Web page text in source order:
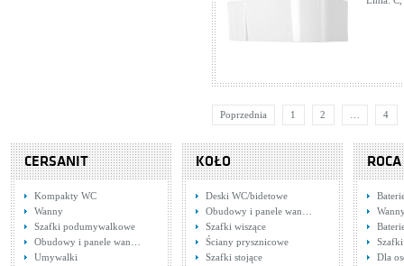
Poprzednia 1 2 4
CERSANIT
Kompakty WC
Wanny
Szafki podumywalkowe
Obudowy i panele wan…
Umywalki
KOŁO
Deski WC/bidetowe
Obudowy i panele wan…
Szafki wiszące
Ściany prysznicowe
Szafki stojące
ROCA
Dla